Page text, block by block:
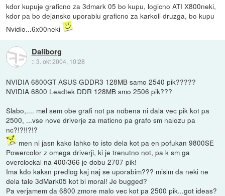
kdor kupuje graficno za 3dmark 05 bo kupu, logicno ATI X800neki,
kdor pa bo dejansko uporablu graficno za karkoli druzga, bo kupu
Nvidio...6x00neki
Daliborg
::3. okt 2004, 10:28
NVIDIA 6800GT ASUS GDDR3 128MB samo 2540 pik?????
NVIDIA 6800 Leadtek DDR 128MB smo 2506 pik???
Slabo,.... mel sem obe grafi not pa nobena ni dala vec pik kot pa
2500, ...vse nove driverje za maticno pa grafo sm nalozu pa
nc?!?!!?!?
men ni jasn kako lahko to isto dela kot pa en pofukan 9800SE
Powercolor z omega driverji, ki je trenutno not, pa k sm ga
overclockal na 400/366 je dobu 2707 pik!
Ima kdo kaksn predlog kaj naj se uporabim??? mislm da neki ne
dela tale 3dMark05 kot bi moral! Je bugged?
Pa verjamem da 6800 zmore malo vec kot pa 2500 pik...got ideas?